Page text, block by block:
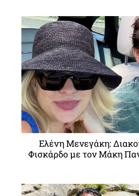
Ελένη Μενεγάκη:
Φισκάρδο με τον Μάκη